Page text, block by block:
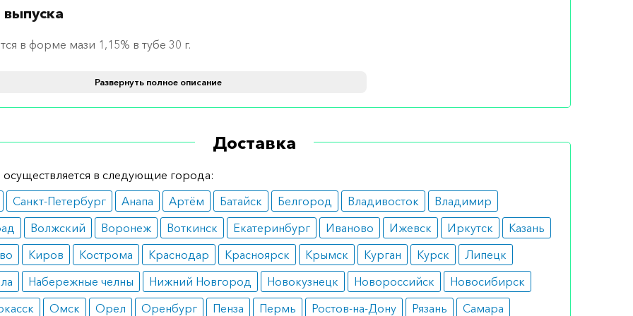
в форме мази 1,15% в тубе 30 г.
и дозировка
количество мази наносится перед сном на предварительно
формы псориаза.
до 16 лет;
к компонентам;
болезнь;
и пустулы (псориатического генеза).
Развернуть полное описание
Доставка
осуществляется в следующие города:
Санкт-Петербург Анапа Артём Батайск Белгород Владивосток
Владимир
Волжский Воронеж Воткинск Екатеринбург Иваново Ижевск Иркутск
Казань
Киров Кострома Краснодар Красноярск Крымск Курган Курск
Липецк
Набережные челны Нижний Новгород Новокузнецк Новороссийск
Новосибирск
Омск Орел Оренбург Пенза Пермь Ростов-на-Дону Рязань
Самара